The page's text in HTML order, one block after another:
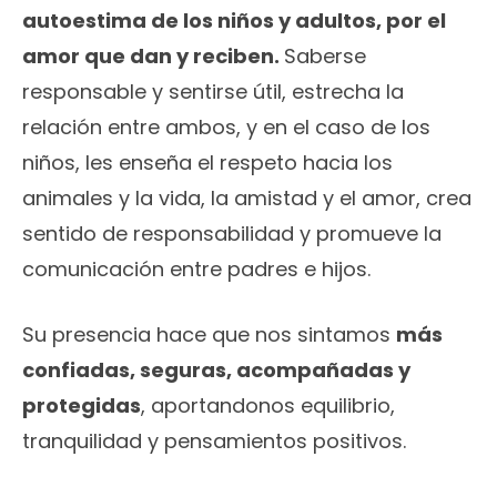
autoestima de los niños y adultos, por el
amor que dan y reciben. Saberse
responsable y sentirse útil, estrecha la
relación entre ambos, y en el caso de los
niños, les enseña el respeto hacia los
animales y la vida, la amistad y el amor, crea
sentido de responsabilidad y promueve la
comunicación entre padres e hijos.
Su presencia hace que nos sintamos más
confiadas, seguras, acompañadas y
protegidas, aportandonos equilibrio,
tranquilidad y pensamientos positivos.